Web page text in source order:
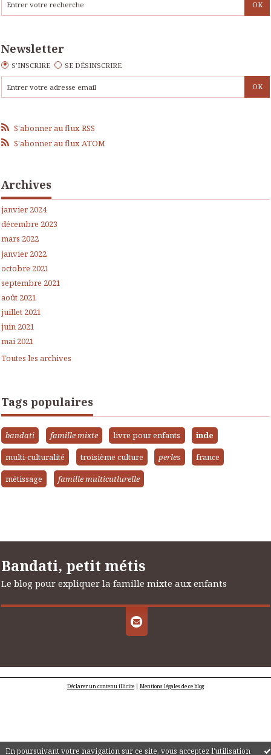
En poursuivant votre navigation sur ce site, vous acceptez l'utilisation
Newsletter
S'INSCRIRE SE DÉSINSCRIRE
S'abonner au flux RSS
S'abonner au flux ATOM
Archives
janvier 2024
décembre 2023
mars 2022
janvier 2022
octobre 2021
septembre 2021
août 2021
juillet 2021
juin 2021
mai 2021
Toutes les archives
Tags populaires
bandati famille mixte livre pour enfants
inde
multi-culturalité
troisième culture perles
france
métissage
famille multicutlurelle
Bandati, petit métis
Le blog pour expliquer la famille mixte aux enfants
Déclarer un contenu illicite | Mentions légales de ce blog